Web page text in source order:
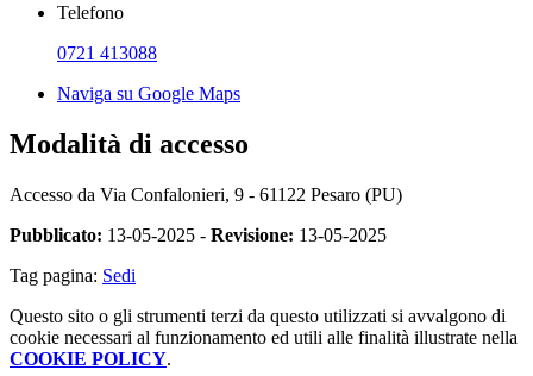
Telefono
0721 413088
Naviga su Google Maps
Modalità di accesso
Accesso da Via Confalonieri, 9 - 61122 Pesaro (PU)
Pubblicato: 13-05-2025 - Revisione: 13-05-2025
Tag pagina: Sedi
Questo sito o gli strumenti terzi da questo utilizzati si avvalgono di
cookie necessari al funzionamento ed utili alle finalità illustrate nella
COOKIE POLICY.